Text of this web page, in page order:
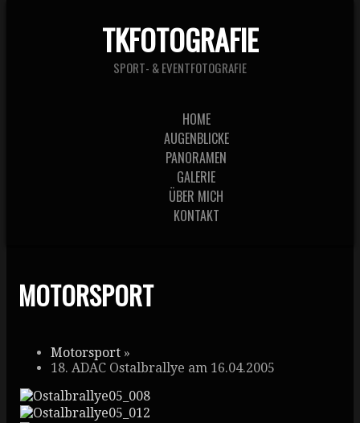
TKFOTOGRAFIE
SPORT- & EVENTFOTOGRAFIE
HOME
AUGENBLICKE
PANORAMEN
GALERIE
ÜBER MICH
KONTAKT
MOTORSPORT
Motorsport »
18. ADAC Ostalbrallye am 16.04.2005